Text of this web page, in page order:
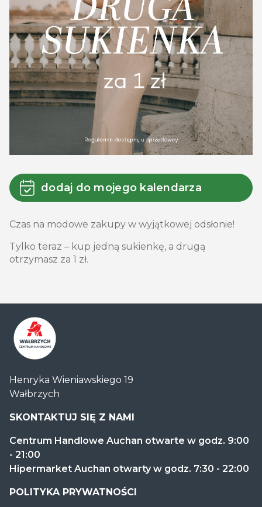
dodaj do mojego kalendarza
Czas na modowe zakupy w wyjątkowej odsłonie!
Tylko teraz – kup jedną sukienkę, a drugą
otrzymasz za 1 zł.
Handlowe
Auchan
Wałbrzych
Henryka Wieniawskiego 19
Wałbrzych
SKONTAKTUJ SIĘ Z NAMI
Centrum Handlowe Auchan otwarte w godz. 9:00
- 21:00
Hipermarket Auchan otwarty w godz. 7:30 - 22:00
POLITYKA PRYWATNOŚCI